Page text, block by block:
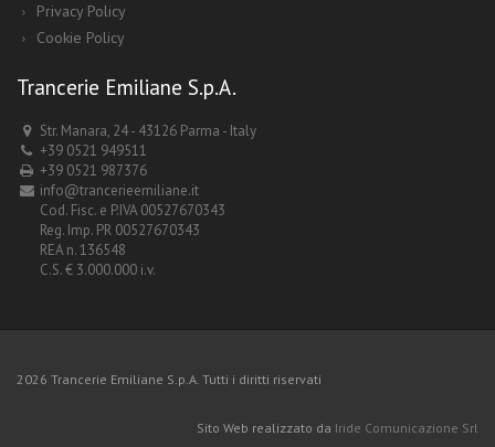
Privacy Policy
Cookie Policy
Trancerie Emiliane S.p.A.
Str. Manara, 24 - 43126 Parma - Italy
+39 0521 949511
+39 0521 987376
info@trancerieemiliane.it
Cod. Fisc. e P.IVA 00527670343
Reg. Imp. PR 00527670343
REA n. 136548
C.S. € 3.000.000 i.v.
2026 Trancerie Emiliane S.p.A. Tutti i diritti riservati
Sito Web realizzato da Iride Comunicazione Srl